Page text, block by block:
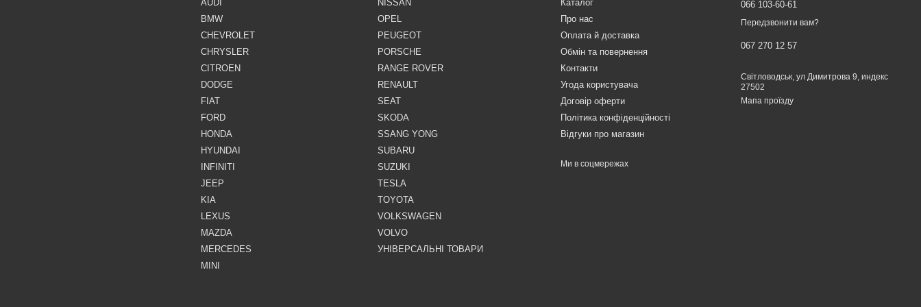
AUDI
BMW
CHEVROLET
CHRYSLER
CITROEN
DODGE
FIAT
FORD
HONDA
HYUNDAI
INFINITI
JEEP
KIA
LEXUS
MAZDA
MERCEDES
MINI
NISSAN
OPEL
PEUGEOT
PORSCHE
RANGE ROVER
RENAULT
SEAT
SKODA
SSANG YONG
SUBARU
SUZUKI
TESLA
TOYOTA
VOLKSWAGEN
VOLVO
УНІВЕРСАЛЬНІ ТОВАРИ
Каталог
Про нас
Оплата й доставка
Обмін та повернення
Контакти
Угода користувача
Договір оферти
Політика конфіденційності
Відгуки про магазин
Ми в соцмережах
066 103-60-61
Передзвонити вам?
067 270 12 57
Світловодськ, ул Димитрова 9, индекс
27502
Мапа проїзду